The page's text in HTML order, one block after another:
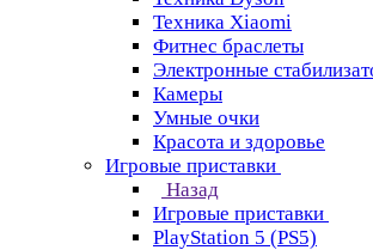
Техника Xiaomi
Фитнес браслеты
Электронные
Камеры
Умные очки
Красота и здоровье
Игровые приставки
Назад
Игровые приставки
PlayStation 5 (PS5)